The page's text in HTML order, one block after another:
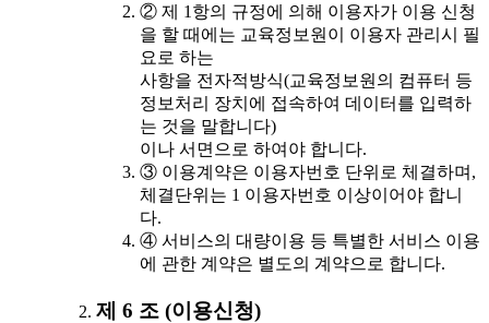
② 제 1항의 규정에 의해 이용자가 이용 신청
을 할 때에는 교육정보원이 이용자 관리시 필
요로 하는
사항을 전자적방식(교육정보원의 컴퓨터 등
정보처리 장치에 접속하여 데이터를 입력하
는 것을 말합니다)
이나 서면으로 하여야 합니다.
③ 이용계약은 이용자번호 단위로 체결하며,
체결단위는 1 이용자번호 이상이어야 합니
다.
④ 서비스의 대량이용 등 특별한 서비스 이용
에 관한 계약은 별도의 계약으로 합니다.
제 6 조 (이용신청)